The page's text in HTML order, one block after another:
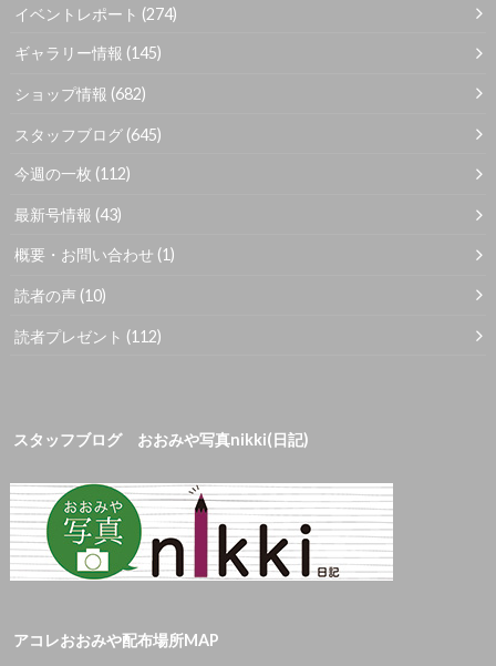
イベントレポート (274)
ギャラリー情報 (145)
ショップ情報 (682)
スタッフブログ (645)
今週の一枚 (112)
最新号情報 (43)
概要・お問い合わせ (1)
読者の声 (10)
読者プレゼント (112)
スタッフブログ おおみや写真nikki(日記)
アコレおおみや配布場所MAP